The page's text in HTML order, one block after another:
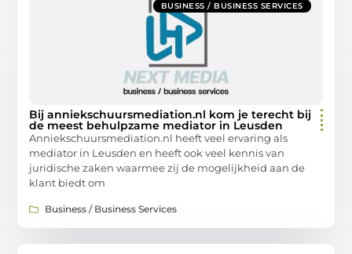
BUSINESS / BUSINESS SERVICES
Bij anniekschuursmediation.nl kom je terecht bij
de meest behulpzame mediator in Leusden
Anniekschuursmediation.nl heeft veel ervaring als
mediator in Leusden en heeft ook veel kennis van
juridische zaken waarmee zij de mogelijkheid aan de
klant biedt om
Business / Business Services